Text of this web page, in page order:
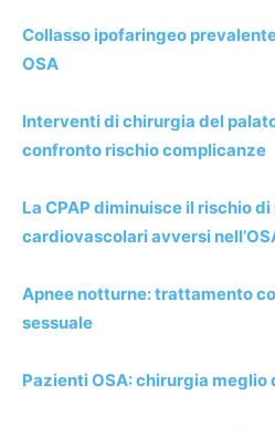
Collasso ipofaringeo
OSA
Interventi di chirurgia del
confronto rischio complicanze
La CPAP diminuisce il rischio
cardiovascolari avversi
Apnee notturne: trattamento
sessuale
Pazienti OSA: chirurgia meglio